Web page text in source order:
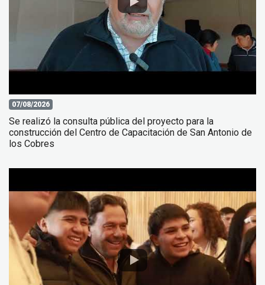
07/08/2026
Se realizó la consulta pública del proyecto para la
construcción del Centro de Capacitación de San Antonio de
los Cobres